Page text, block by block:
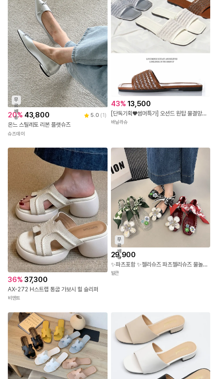
무
료
배
송
20% 43,800 5.0 (1 )
온느 스틸레토 리본 플랫슈즈
슈즈데이
43% 13,500
[단독기획♥썸머특가] 오션드 원탑 물결망사 탄력창 플랫 슬리퍼(1cm)
바닐라슈
36% 37,300
AX-272 H스트랩 통굽 가보시 힐 슬리퍼
비엔트
무
료
배
송
29,900
✨파츠포함 ✨젤리슈즈 파츠젤리슈즈 물놀이 워터밤 여름신발
발큰